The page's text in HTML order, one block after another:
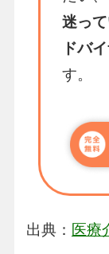
迷っ
ドバ
す。
出典： 医療